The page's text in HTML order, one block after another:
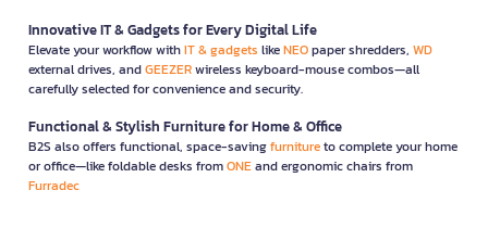
Innovative IT & Gadgets for Every Digital Life
Elevate your workflow withIT & gadgets likeNEOpaper shredders, WD
external drives, andGEEZERwireless keyboard-mouse combos—all
carefully selected for convenience and security.
Functional & Stylish Furniture for Home & Office
B2S also offers functional, space-savingfurnitureto complete your home
or office—like foldable desks fromONEand ergonomic chairs from
Furradec